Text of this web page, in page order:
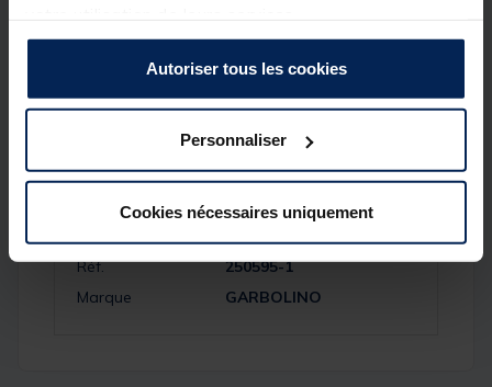
Autoriser tous les cookies
Personnaliser
Cookies nécessaires uniquement
Détails
Dimension : 165 x 20 x 32cm
Réf.
250595-1
Marque
GARBOLINO